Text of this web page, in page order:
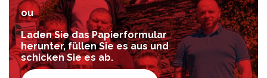
ou
Laden Sie das Papierformular
herunter, füllen Sie es aus und
schicken Sie es ab.